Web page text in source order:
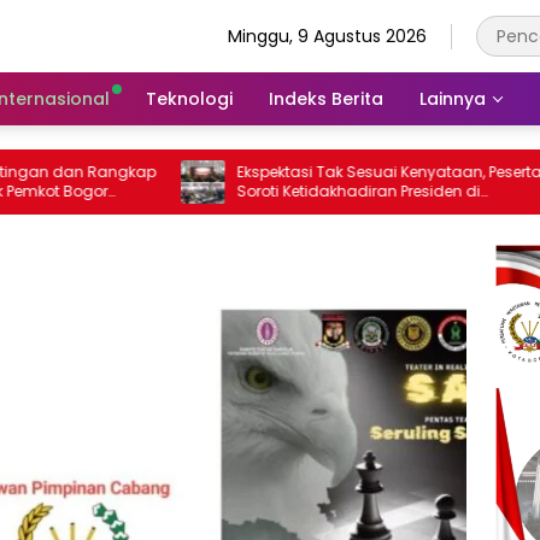
Minggu, 9 Agustus 2026
Teknologi Indeks Berita Lainnya
Ekspektasi Tak Sesuai Kenyataan, Peserta
Soroti Ketidakhadiran Presiden di
Kongres Kebudayaan Nusantara